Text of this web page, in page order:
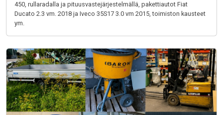
450, rullaradalla ja pituusvastejärjestelmällä, pakettiautot Fiat
Ducato 2.3 vm. 2018 ja Iveco 35S17 3.0 vm 2015, toimiston kausteet
ym.